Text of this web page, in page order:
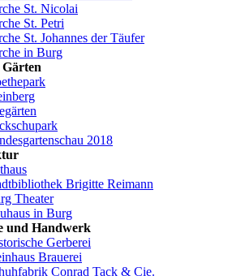
St. Nicolai
St. Petri
St. Johannes der Täufer
in Burg
2018
Brigitte Reimann
Theater
in Burg
und Handwerk
Gerberei
Brauerei
Conrad Tack & Cie.